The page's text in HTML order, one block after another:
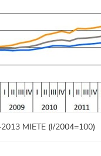
MIETE (I/2004=100)